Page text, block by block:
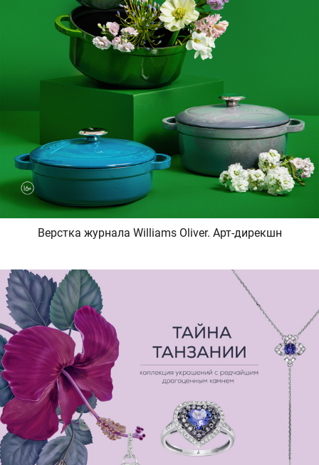
Верстка журнала Williams Oliver. Арт-дирекшн